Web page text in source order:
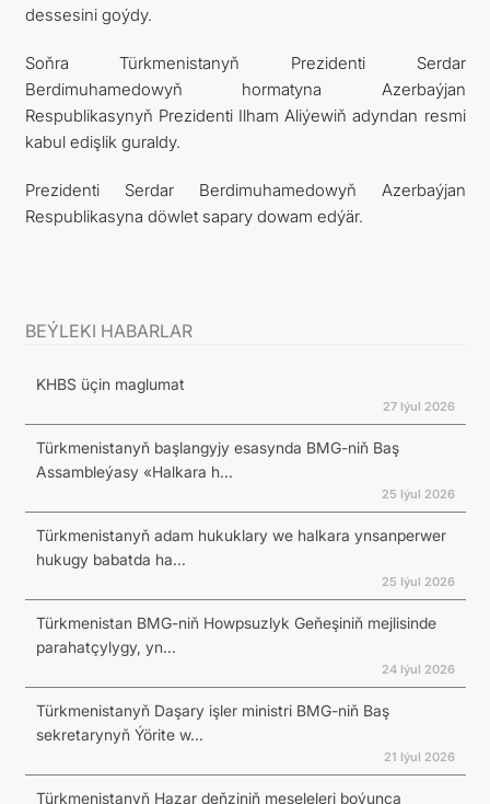
dessesini goýdy.
Soňra Türkmenistanyň Prezidenti Serdar
Berdimuhamedowyň hormatyna Azerbaýjan
Respublikasynyň Prezidenti Ilham Aliýewiň adyndan resmi
kabul edişlik guraldy.
Prezidenti Serdar Berdimuhamedowyň Azerbaýjan
Respublikasyna döwlet sapary dowam edýär.
BEÝLEKI HABARLAR
KHBS üçin maglumat
27 Iýul 2026
Türkmenistanyň başlangyjy esasynda BMG-niň Baş
Assambleýasy «Halkara h...
25 Iýul 2026
Türkmenistanyň adam hukuklary we halkara ynsanperwer
hukugy babatda ha...
25 Iýul 2026
Türkmenistan BMG-niň Howpsuzlyk Geňeşiniň mejlisinde
parahatçylygy, yn...
24 Iýul 2026
Türkmenistanyň Daşary işler ministri BMG-niň Baş
sekretarynyň Ýörite w...
21 Iýul 2026
Türkmenistanyň Hazar deňziniň meseleleri boýunça